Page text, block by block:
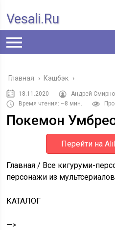
Vesali.ru
Главная › Кэшбэк ›
18.11.2020
Андрей
Время чтения: ~8 мин.
Покемон
Перейти на
Главная / Все кигуруми-
персонажи из мультсериалов
КАТАЛОГ
—>